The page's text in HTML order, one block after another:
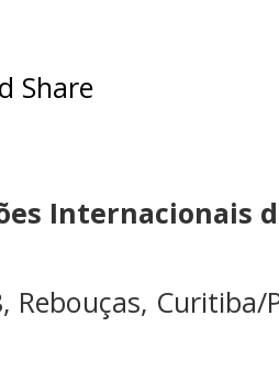
Internacionais
Rebouças, Curitiba/